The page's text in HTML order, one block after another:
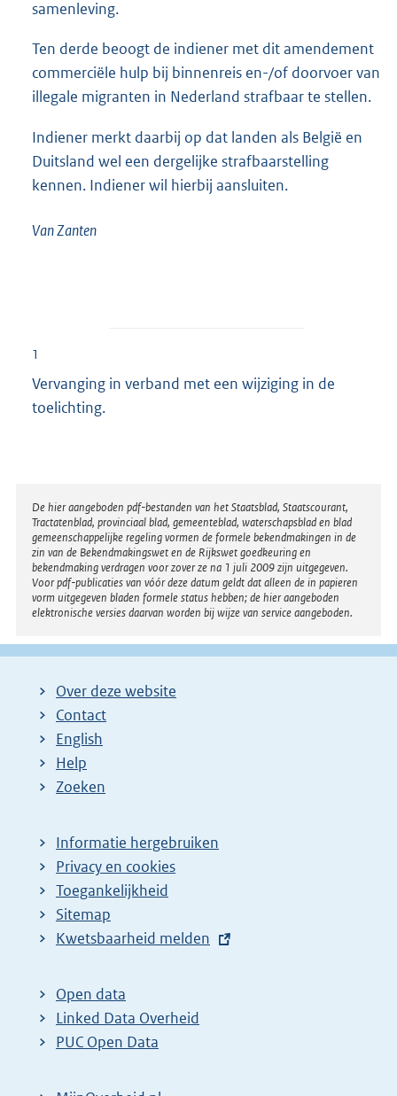
samenleving.
Ten derde beoogt de indiener met dit amendement
commerciële hulp bij binnenreis en-/of doorvoer van
illegale migranten in Nederland strafbaar te stellen.
Indiener merkt daarbij op dat landen als België en
Duitsland wel een dergelijke strafbaarstelling
kennen. Indiener wil hierbij aansluiten.
Van Zanten
1
Vervanging in verband met een wijziging in de
toelichting.
Disclaimer
De hier aangeboden pdf-bestanden van het Staatsblad, Staatscourant,
Tractatenblad, provinciaal blad, gemeenteblad, waterschapsblad en blad
gemeenschappelijke regeling vormen de formele bekendmakingen in de
zin van de Bekendmakingswet en de Rijkswet goedkeuring en
bekendmaking verdragen voor zover ze na 1 juli 2009 zijn uitgegeven.
Voor pdf-publicaties van vóór deze datum geldt dat alleen de in papieren
vorm uitgegeven bladen formele status hebben; de hier aangeboden
elektronische versies daarvan worden bij wijze van service aangeboden.
Over deze website
Contact
English
Help
Zoeken
Informatie hergebruiken
Privacy en cookies
Toegankelijkheid
Sitemap
E
t
e
r
Kwetsbaarheid melden
Open data
Linked Data Overheid
PUC Open Data